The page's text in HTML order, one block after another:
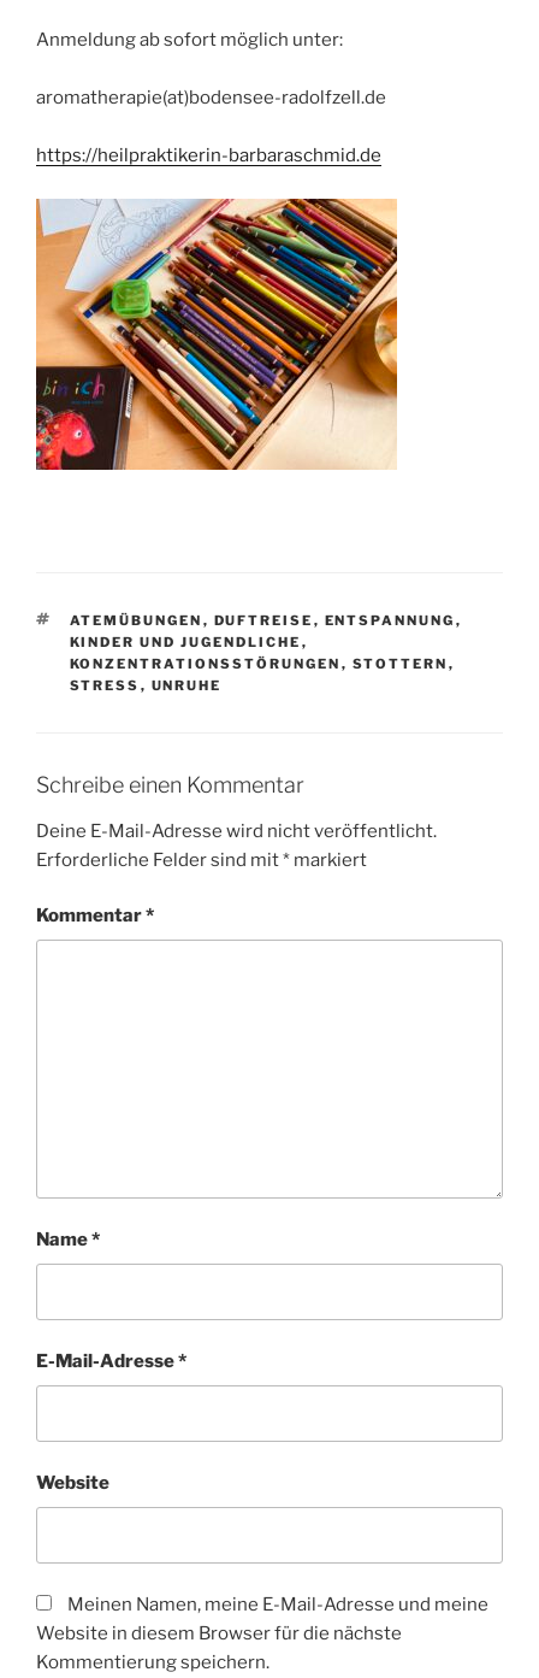
Anmeldung ab sofort möglich unter:
aromatherapie(at)bodensee-radolfzell.de
https://heilpraktikerin-barbaraschmid.de
SCHLAGWÖRTER
ATEMÜBUNGEN , DUFTREISE , ENTSPANNUNG ,
KINDER UND JUGENDLICHE ,
KONZENTRATIONSSTÖRUNGEN , STOTTERN ,
STRESS , UNRUHE
Schreibe einen Kommentar
Deine E-Mail-Adresse wird nicht veröffentlicht.
Erforderliche Felder sind mit* markiert
Kommentar*
Name*
E-Mail-Adresse*
Website
Meinen Namen, meine E-Mail-Adresse und meine
Website in diesem Browser für die nächste
Kommentierung speichern.